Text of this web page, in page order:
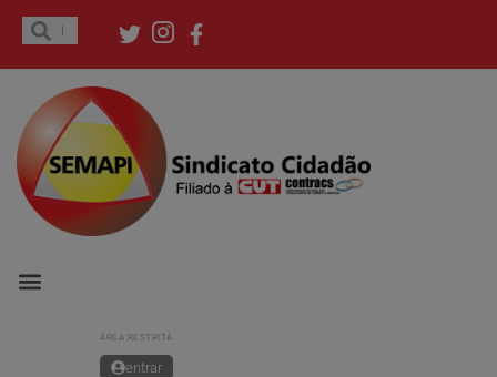
ÁREA RESTRITA
entrar